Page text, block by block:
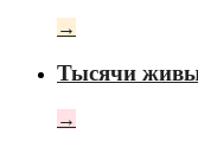
→
Тысячи
→